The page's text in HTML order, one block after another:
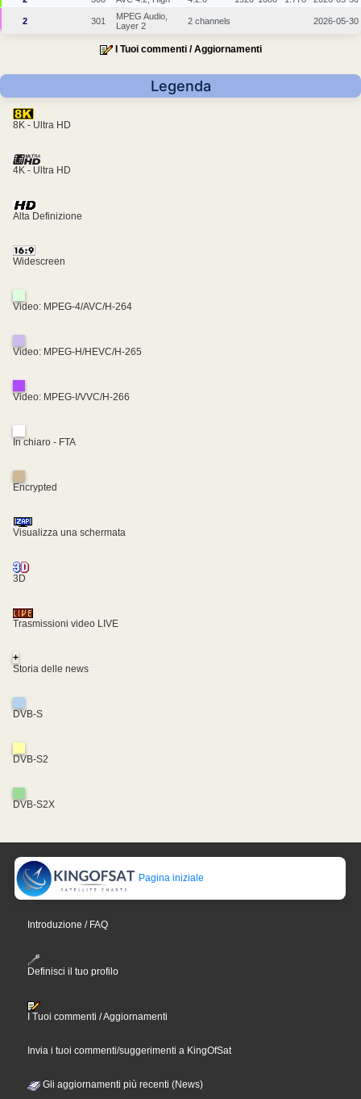
2 301
MPEG Audio,
Layer 2
2 channels 2026-05-30
I Tuoi commenti / Aggiornamenti
Legenda
8K - Ultra HD
4K - Ultra HD
Alta Definizione
Widescreen
Video: MPEG-4/AVC/H-264
Video: MPEG-H/HEVC/H-265
Video: MPEG-I/VVC/H-266
In chiaro - FTA
Encrypted
Visualizza una schermata
3D
Trasmissioni video LIVE
+
Storia delle news
DVB-S
DVB-S2
DVB-S2X
Pagina iniziale
Introduzione / FAQ
Definisci il tuo profilo
I Tuoi commenti / Aggiornamenti
Invia i tuoi commenti/suggerimenti a KingOfSat
Gli aggiornamenti più recenti (News)